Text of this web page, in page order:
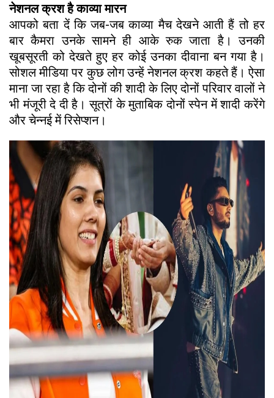
नेशनल क्रश है काव्या मारन
आपको बता दें कि जब-जब काव्या मैच देखने आती हैं तो हर
बार कैमरा उनके सामने ही आके रुक जाता है। उनकी
खूबसूरती को देखते हुए हर कोई उनका दीवाना बन गया है।
सोशल मीडिया पर कुछ लोग उन्हें नेशनल क्रश कहते हैं। ऐसा
माना जा रहा है कि दोनों की शादी के लिए दोनों परिवार वालों ने
भी मंजूरी दे दी है। सूत्रों के मुताबिक दोनों स्पेन में शादी करेंगे
और चेन्नई में रिसेप्शन।